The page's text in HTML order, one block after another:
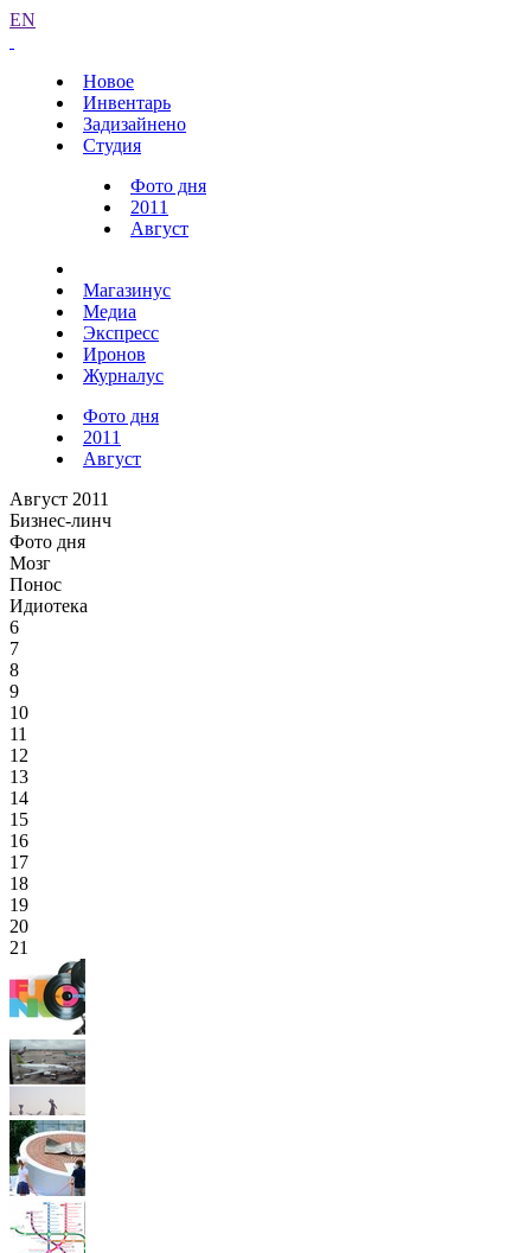
EN
Новое
Инвентарь
Задизайнено
Студия
Фото дня
2011
Август
Магазинус
Медиа
Экспресс
Иронов
Журналус
Фото дня
2011
Август
Август 2011
Бизнес-линч
Фото дня
Мозг
Понос
Идиотека
6
7
8
9
10
11
12
13
14
15
16
17
18
19
20
21